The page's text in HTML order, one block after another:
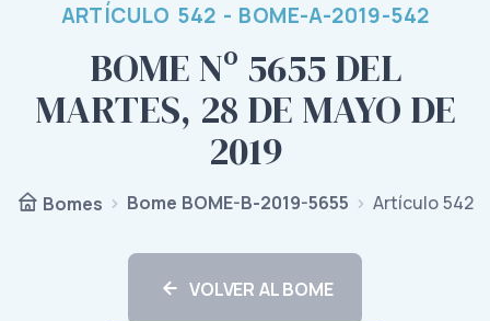
ARTÍCULO 542 - BOME-A-2019-542
BOME Nº 5655 DEL
MARTES, 28 DE MAYO DE
2019
Bomes Bome BOME-B-2019-5655 Artículo 542
VOLVER AL BOME